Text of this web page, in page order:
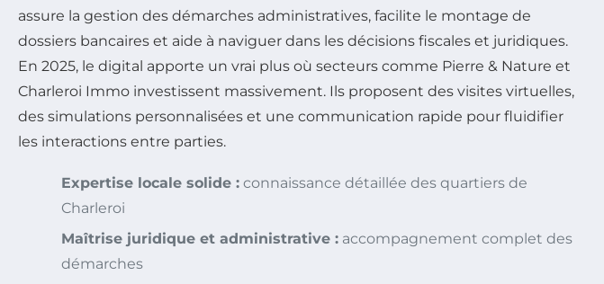
assure la gestion des démarches administratives, facilite le montage de
dossiers bancaires et aide à naviguer dans les décisions fiscales et juridiques.
En 2025, le digital apporte un vrai plus où secteurs comme Pierre & Nature et
Charleroi Immo investissent massivement. Ils proposent des visites virtuelles,
des simulations personnalisées et une communication rapide pour fluidifier
les interactions entre parties.
Expertise locale solide : connaissance détaillée des quartiers de
Charleroi
Maîtrise juridique et administrative : accompagnement complet des
démarches